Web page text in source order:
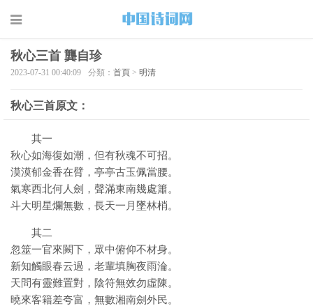
秋心三首 龔自珍
2023-07-31 00:40:09 分類： 首頁 > 明清
秋心三首原文：
其一
秋心如海復如潮，但有秋魂不可招。
漠漠郁金香在臂，亭亭古玉佩當腰。
氣寒西北何人劍，聲滿東南幾處簫。
斗大明星爛無數，長天一月墜林梢。
其二
忽筮一官來闕下，眾中俯仰不材身。
新知觸眼春云過，老輩填胸夜雨淪。
天問有靈難置對，陰符無效勿虛陳。
曉來客籍差夸富，無數湘南劍外民。